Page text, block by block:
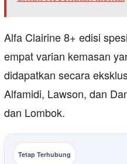
Alfa Clairine 8+ edisi
empat varian kemasan
didapatkan secara
Alfamidi, Lawson, dan
dan Lombok.
Tetap Terhubung